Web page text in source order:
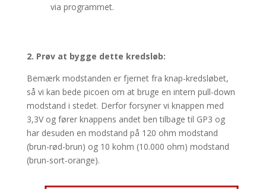
via programmet.
2. Prøv at bygge dette kredsløb:
Bemærk modstanden er fjernet fra knap-kredsløbet,
så vi kan bede picoen om at bruge en intern pull-down
modstand i stedet. Derfor forsyner vi knappen med
3,3V og fører knappens andet ben tilbage til GP3 og
har desuden en modstand på 120 ohm modstand
(brun-rød-brun) og 10 kohm (10.000 ohm) modstand
(brun-sort-orange).